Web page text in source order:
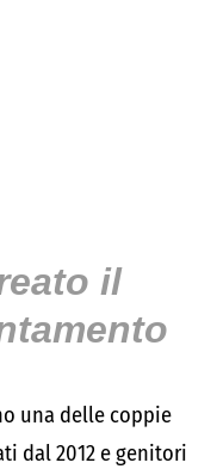
il
una delle coppie
dal 2012 e genitori